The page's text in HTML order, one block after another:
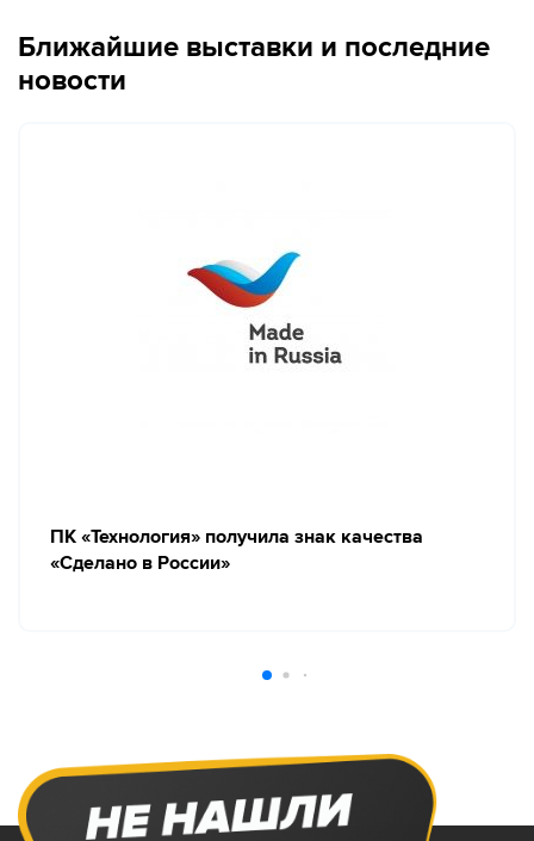
Ближайшие выставки и последние
новости
ПК «Технология» получила знак качества
«Сделано в России»